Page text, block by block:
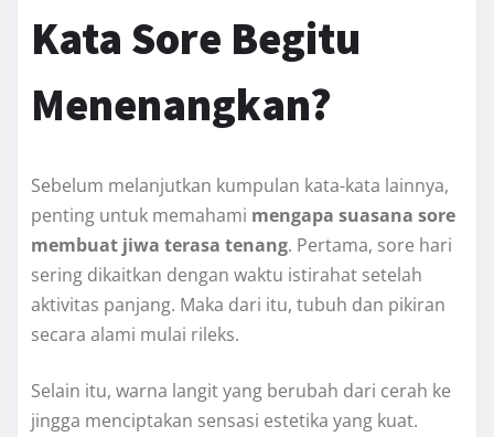
Kata Sore Begitu
Menenangkan?
Sebelum melanjutkan kumpulan kata-kata lainnya,
penting untuk memahami mengapa suasana sore
membuat jiwa terasa tenang. Pertama, sore hari
sering dikaitkan dengan waktu istirahat setelah
aktivitas panjang. Maka dari itu, tubuh dan pikiran
secara alami mulai rileks.
Selain itu, warna langit yang berubah dari cerah ke
jingga menciptakan sensasi estetika yang kuat.